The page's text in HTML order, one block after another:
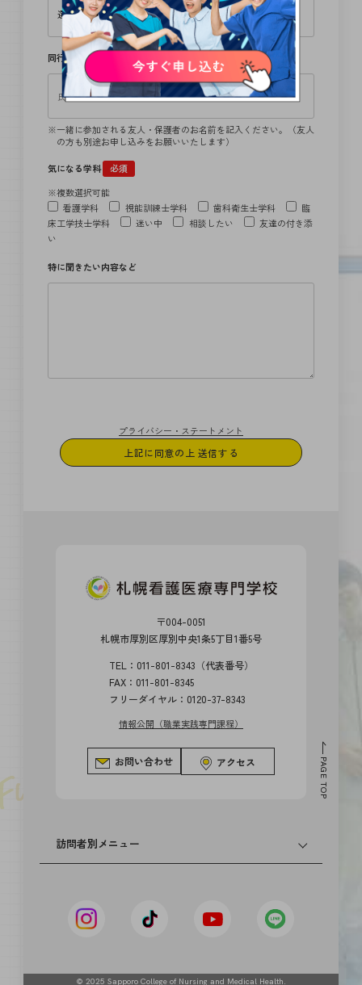
同行者
一緒に参加される友人・保護者のお名前を記入ください。（友人
の方も別途お申し込みをお願いいたします）
気になる学科
必須
※複数選択可能
看護学科
視能訓練士学科 歯科衛生士学科
臨
床工学技士学科
迷い中 相談したい
友達の付き添
い
特に聞きたい内容など
プライバシー・ステートメント
〒004-0051
札幌市厚別区厚別中央1条5丁目1番5号
TEL：011-801-8343（代表番号）
FAX：011-801-8345
フリーダイヤル：0120-37-8343
情報公開（職業実践専門課程）
お問い合わせ アクセス PAGE TOP
訪問者別メニュー
高等学校の先生方へ
© 2025 Sapporo College of Nursing and Medical Health.